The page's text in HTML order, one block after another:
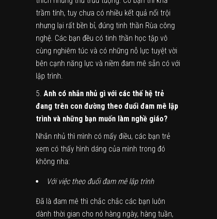
trầm tính, tuy chưa có nhiều kết quả nổi trội
nhưng lại rất bền bỉ, đúng tinh thần Rùa công
nghệ. Các bạn đều có tinh thần học tập vô
cùng nghiêm túc và có những nỗ lực tuyệt vời
bên cạnh năng lực và niềm đam mê sẵn có với
lập trình.
5. Anh có nhắn nhủ gì với các thế hệ trẻ
đang trên con đường theo đuổi đam mê lập
trình và những bạn muốn làm nghề giáo?
Nhắn nhủ thì mình có mấy điều, các bạn trẻ
xem có thấy hình dáng của mình trong đó
không nha:
Với việc theo đuổi đam mê lập trình
Đã là đam mê thì chắc chắc các bạn luôn
dành thời gian cho nó hàng ngày, hàng tuần,